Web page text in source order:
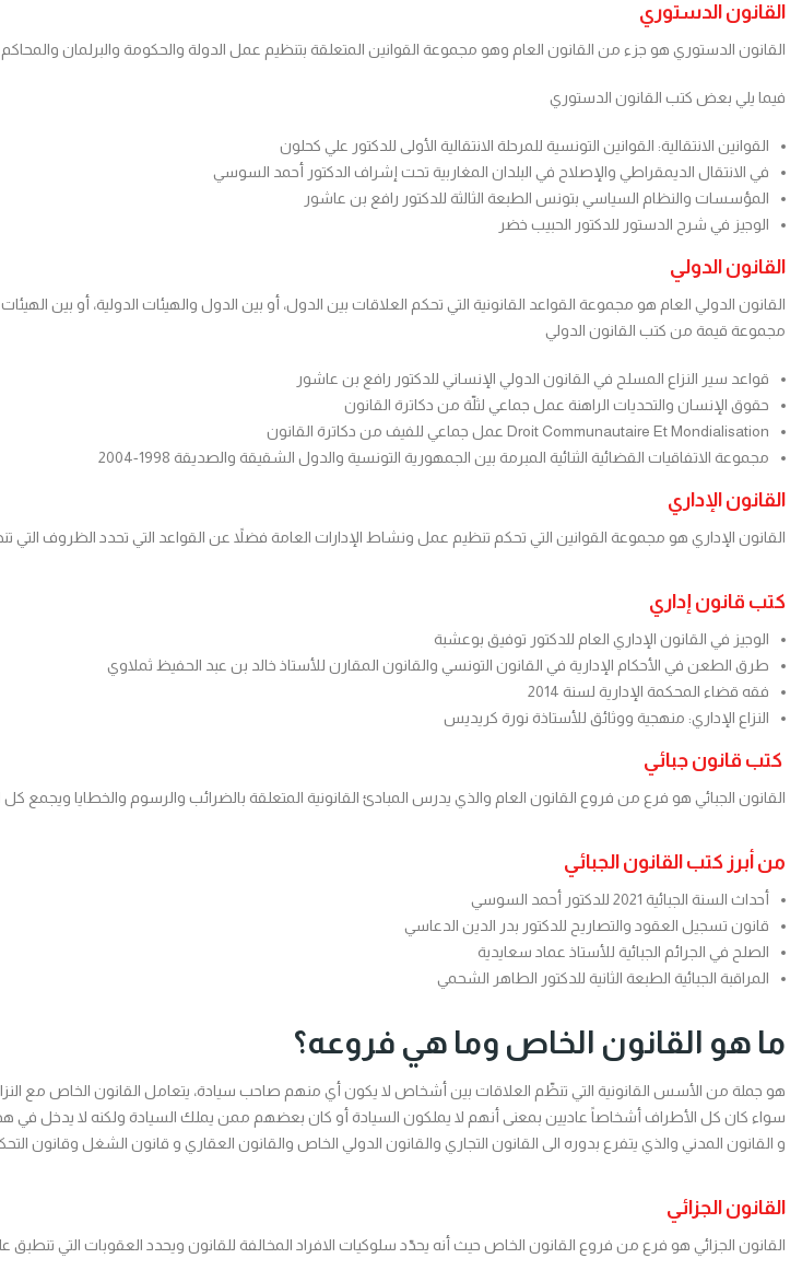
القانون الدستوري
القانون الدستوري هو جزء من القانون العام وهو مجموعة القوانين المتعلقة بتنظيم عمل الدولة والحكومة والبرلمان
فيما يلي بعض كتب القانون الدستوري
القوانين الانتقالية: القوانين التونسية للمرحلة الانتقالية الأولى للدكتور علي كحلون
في الانتقال الديمقراطي والإصلاح في البلدان المغاربية تحت إشراف الدكتور أحمد السوسي
المؤسسات والنظام السياسي بتونس الطبعة الثالثة للدكتور رافع بن عاشور
الوجيز في شرح الدستور للدكتور الحبيب خضر
القانون الدولي
القانون الدولي العام هو مجموعة القواعد القانونية التي تحكم العلاقات بين الدول، أو بين الدول والهيئات الدولية، أو بين
مجموعة قيمة من كتب القانون الدولي
قواعد سير النزاع المسلح في القانون الدولي الإنساني للدكتور رافع بن عاشور
حقوق الإنسان والتحديات الراهنة عمل جماعي لثلّة من دكاترة القانون
Droit Communautaire Et Mondialisation عمل جماعي للفيف من دكاترة القانون
مجموعة الاتفاقيات القضائية الثنائية المبرمة بين الجمهورية التونسية والدول الشقيقة والصديقة 1998-2004
القانون الإداري
القانون الإداري هو مجموعة القوانين التي تحكم تنظيم عمل ونشاط الإدارات العامة فضلاً عن القواعد التي تحدد الظروف التي
كتب قانون إداري
الوجيز في القانون الإداري العام للدكتور توفيق بوعشبة
طرق الطعن في الأحكام الإدارية في القانون التونسي والقانون المقارن للأستاذ خالد بن عبد الحفيظ ثملاوي
فقه قضاء المحكمة الإدارية لسنة 2014
النزاع الإداري: منهجية ووثائق للأستاذة نورة كريديس
كتب قانون جبائي
القانون الجبائي هو فرع من فروع القانون العام والذي يدرس المبادئ القانونية المتعلقة بالضرائب والرسوم والخطايا ويجمع كل
من أبرز كتب القانون الجبائي
أحداث السنة الجبائية 2021 للدكتور أحمد السوسي
قانون تسجيل العقود والتصاريح للدكتور بدر الدين الدعاسي
الصلح في الجرائم الجبائية للأستاذ عماد سعايدية
المراقبة الجبائية الطبعة الثانية للدكتور الطاهر الشحمي
ما هو القانون الخاص وما هي فروعه؟
هو جملة من الأسس القانونية التي تنظّم العلاقات بين أشخاص لا يكون أي منهم صاحب سيادة، يتعامل القانون الخاص مع
سواء كان كل الأطراف أشخاصاً عاديين بمعنى أنهم لا يملكون السيادة أو كان بعضهم ممن يملك السيادة ولكنه لا يدخل في
و القانون المدني والذي يتفرع بدوره الى القانون التجاري والقانون الدولي الخاص والقانون العقاري و قانون الشغل وقانون
القانون الجزائي
القانون الجزائي هو فرع من فروع القانون الخاص حيث أنه يحدّد سلوكيات الافراد المخالفة للقانون ويحدد العقوبات التي تنطبق